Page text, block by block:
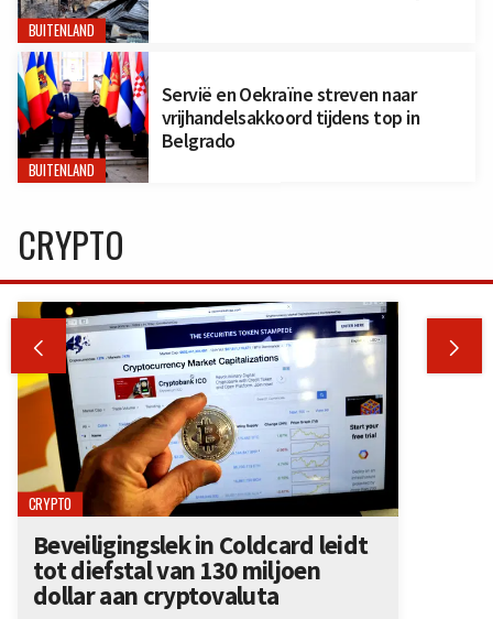
BUITENLAND
BUITENLAND
Servië en Oekraïne streven naar
vrijhandelsakkoord tijdens top in
Belgrado
CRYPTO
 
CRYPTO
Beveiligingslek in Coldcard leidt
tot diefstal van 130 miljoen
dollar aan cryptovaluta